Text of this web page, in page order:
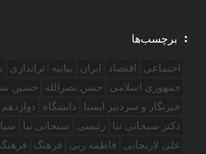
برچسب‌ها
اجتماعی اقتصاد ایران بیانیه تراندازی
جمهوری اسلامی
حسن نصرالله حسین
خبرنگار و سردبیر ایسنا
دانشگاه
دکتر سبحانی نیا
رئیسی سبحانی نیا
علی لاریجانی
فاطمه ربی فرهنگ